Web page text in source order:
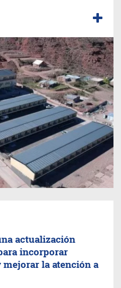
actualización
incorporar
la atención a